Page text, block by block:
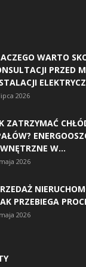
WARTO
PRZED
2026
ZATRZYMAĆ
W...
2026
PRZEBIEGA
2026